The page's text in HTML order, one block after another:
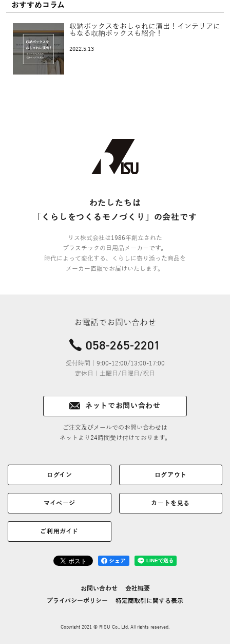
おすすめコラム
収納ボックスをおしゃれに演出！インテリアに
もなる収納ボックスも紹介！
2022.5.13
わたしたちは
「くらしをつくるモノづくり」の会社です
リス株式会社は1986年創立された
プラスチックの日用品メーカーです。
時代によって変化する、くらしに寄り添った商品を
メーカー直販でお届けいたします。
お電話でお問い合わせ
058-265-2201
受付時間｜9:00-12:00/13:00-17:00
定休日｜土曜日/日曜日/祝日
ネットでお問い合わせ
ご注文及びメールでのお問い合わせは
ネットより24時間受け付けております。
ログイン ログアウト
マイページ カートを見る
ご利用ガイド
シェア
お問い合わせ
会社概要
プライバシーポリシー
特定商取引に関する表示
Copyright 2021 © RISU Co., Ltd. All rights reserved.